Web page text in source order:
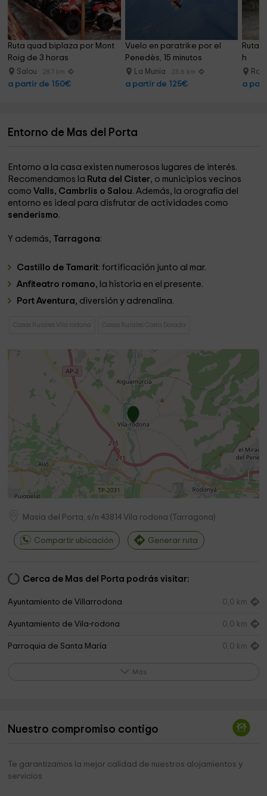
Ruta quad biplaza por Mont
Roig de 3 horas
Salou 28.7 km
a partir de 150€
Vuelo en paratrike por el
Penedès, 15 minutos
La Munia 23.6 km
a partir de 125€
Ruta
h
a
Entorno de Mas del Porta
Entorno a la casa existen numerosos lugares de interés.
Recomendamos la Ruta del Cister, o municipios vecinos
comoValls, Cambrlis o Salou. Además, la orografía del
entorno es ideal para disfrutar de actividades como
senderismo.
Y además, Tarragona:
Castillo de Tamarit: fortificación junto al mar.
Anfiteatro romano, la historia en el presente.
Port Aventura, diversión y adrenalina.
Casas Rurales Vila rodona Casas Rurales Costa Dorada
Masia del Porta, s/n 43814 Vila rodona ( Tarragona)
Compartir ubicación Generar ruta
Cerca de Mas del Porta podrás visitar:
Ayuntamiento de Villarrodona 0,0 km
Ayuntamiento de Vila-rodona 0,0 km
Parroquia de Santa María 0,0 km
Ayuntamiento de Vila-Rodona
Parròquia de Santa Maria 2,0 km
Iglesia de Sant Pere
Más
Nuestro compromiso contigo
Te garantizamos la mejor calidad de nuestros alojamientos y
servicios